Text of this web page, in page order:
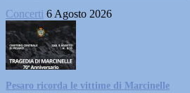
Concerti 6 Agosto 2026
Pesaro ricorda le vittime di Marcinelle